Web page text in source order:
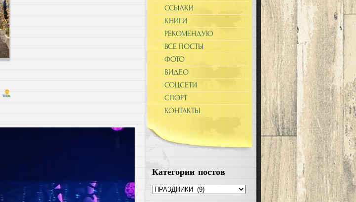
ССЫЛКИ
КНИГИ
РЕКОМЕНДУЮ
ВСЕ ПОСТЫ
ФОТО
ВИДЕО
СОЦСЕТИ
СПОРТ
КОНТАКТЫ
Категории постов
Категории
постов